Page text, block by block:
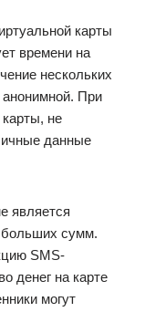
карты
времени на
нескольких
анонимной. При
не
данные
является
больших сумм.
SMS-
денег на карте
могут